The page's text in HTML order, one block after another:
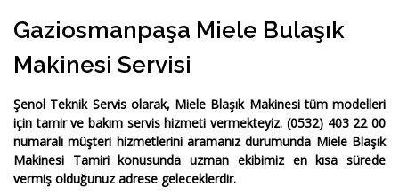
Gaziosmanpaşa Miele Bulaşık
Makinesi Servisi
Şenol Teknik Servisolarak, Miele Blaşık Makinesitüm modelleri
için tamir ve bakım servis hizmeti vermekteyiz. (0532) 403 22 00
numaralı müşteri hizmetlerini aramanız durumunda Miele Blaşık
Makinesi Tamirikonusunda uzman ekibimiz en kısa sürede
vermiş olduğunuz adrese geleceklerdir.